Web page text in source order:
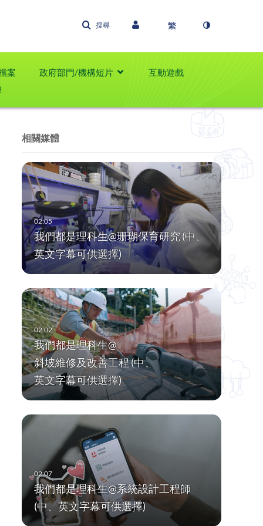
搜尋
案 政府部門/機構短片
互動遊戲
相關媒體
我們都是理科生@珊瑚保育研究 (中、
英文字幕可供選擇)
我們都是理科生@
斜坡維修及改善工程 (中、
英文字幕可供選擇)
我們都是理科生@系統設計工程師
(中、英文字幕可供選擇)